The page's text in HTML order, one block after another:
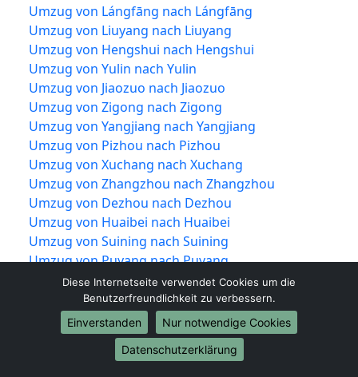
Umzug von Lángfāng nach Lángfāng
Umzug von Liuyang nach Liuyang
Umzug von Hengshui nach Hengshui
Umzug von Yulin nach Yulin
Umzug von Jiaozuo nach Jiaozuo
Umzug von Zigong nach Zigong
Umzug von Yangjiang nach Yangjiang
Umzug von Pizhou nach Pizhou
Umzug von Xuchang nach Xuchang
Umzug von Zhangzhou nach Zhangzhou
Umzug von Dezhou nach Dezhou
Umzug von Huaibei nach Huaibei
Umzug von Suining nach Suining
Umzug von Puyang nach Puyang
Umzug von Chenzhou nach Chenzhou
Umzug von Jiangjin nach Jiangjin
Umzug von Benxi nach Benxi
Umzug von Mudanjiang nach Mudanjiang
Umzug von Luohe nach Luohe
Diese Internetseite verwendet Cookies um die
Benutzerfreundlichkeit zu verbessern.
Einverstanden
Nur notwendige Cookies
Datenschutzerklärung